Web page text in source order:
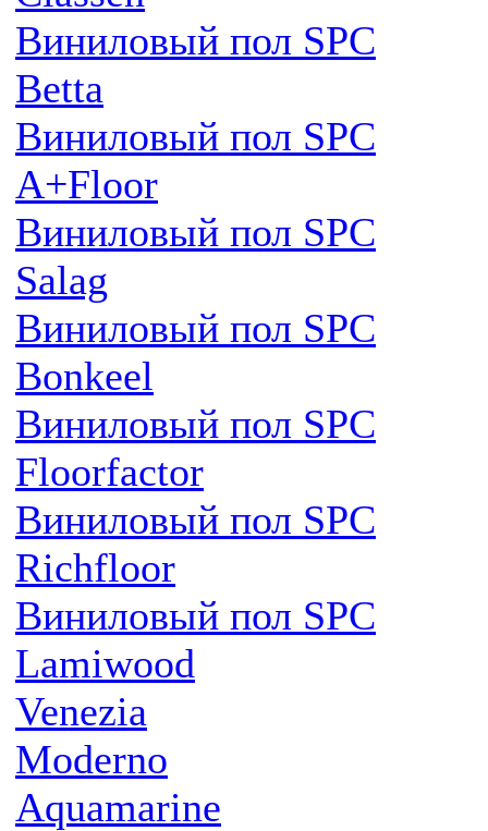
Виниловый пол SPC
Betta
Виниловый пол SPC
A+Floor
Виниловый пол SPC
Salag
Виниловый пол SPC
Bonkeel
Виниловый пол SPC
Floorfactor
Виниловый пол SPC
Richfloor
Виниловый пол SPC
Lamiwood
Venezia
Moderno
Aquamarine